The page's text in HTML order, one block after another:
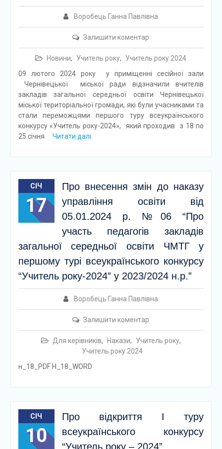
Воробець Ганна Павлівна
Залишити коментар
Новини, Учитель року,
Учитель року 2024
09 лютого 2024 року у приміщенні сесійної зали
Чернівецької міської ради відзначили вчителів
закладів загальної середньої освіти Чернівецької
міської територіальної громади, які були учасниками та
стали переможцями першого туру всеукраїнського
конкурсу «Учитель року-2024», який проходив з 18 по
25 січня
Читати далі
СІЧ
17
Про внесення змін до наказу
управління освіти від
05.01.2024 р. №06 “Про
участь педагогів закладів
загальної середньої освіти ЧМТГ у
першому турі всеукраїнського конкурсу
“Учитель року-2024″ у 2023/2024 н.р.”
Воробець Ганна Павлівна
Залишити коментар
Для керівників, Накази, Учитель року,
Учитель року 2024
н_18_PDF Н_18_WORD
СІЧ
10
Про відкриття І туру
всеукраїнського конкурсу
“Учитель року – 2024”